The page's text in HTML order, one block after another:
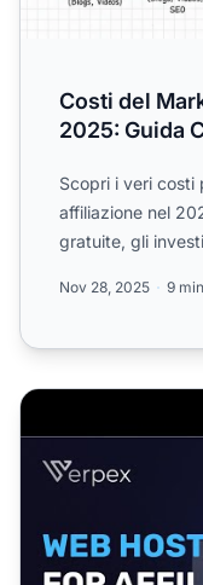
Costi del
2025: Guida
Scopri i veri costi
affiliazione nel
gratuite, gli
Nov 28, 2025 9
Hosting Web per